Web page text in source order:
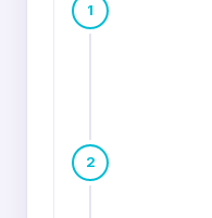
1
2